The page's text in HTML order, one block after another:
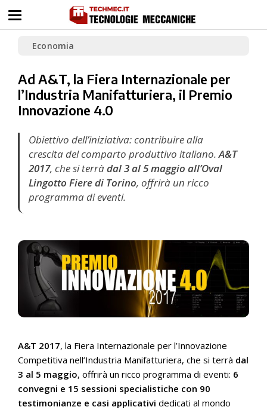
Economia
Ad A&T, la Fiera Internazionale per
l’Industria Manifatturiera, il Premio
Innovazione 4.0
Obiettivo dell’iniziativa: contribuire alla
crescita del comparto produttivo italiano.A&T
2017, che si terràdal 3 al 5 maggio all’Oval
Lingotto Fiere di Torino, offrirà un ricco
programma di eventi.
A&T 2017, la Fiera Internazionale per l’Innovazione
Competitiva nell’Industria Manifatturiera, che si terrà dal
3 al 5 maggio, offrirà un ricco programma di eventi: 6
convegni e 15 sessioni specialistiche con 90
testimonianze e casi applicativi dedicati al mondo